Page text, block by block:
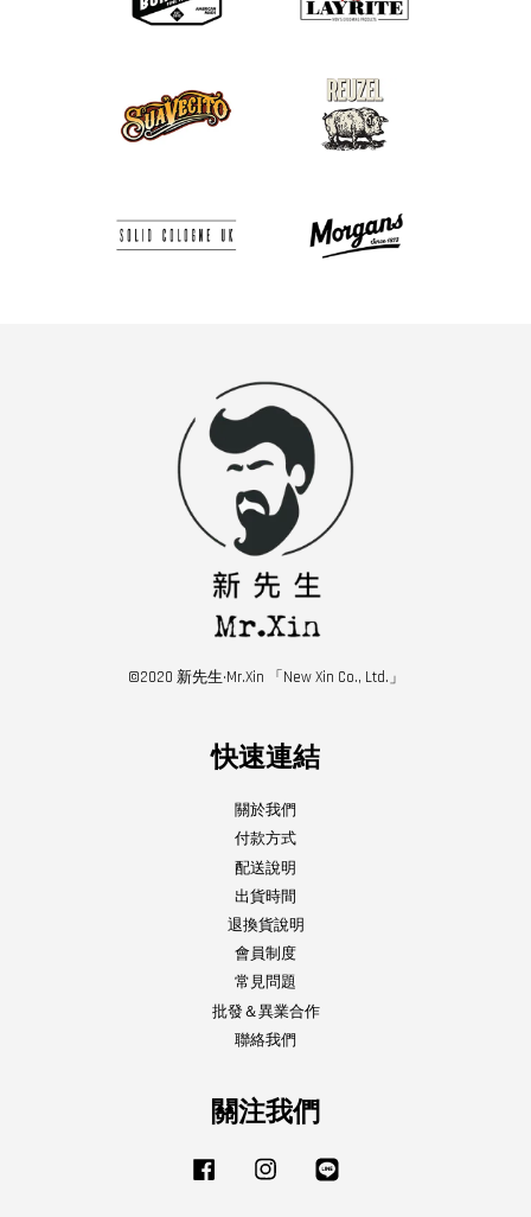
©2020 新先生·Mr.Xin 「New Xin Co., Ltd.」
快速連結
關於我們
付款方式
配送說明
出貨時間
退換貨說明
會員制度
常見問題
批發＆異業合作
聯絡我們
關注我們
Facebook Instagram